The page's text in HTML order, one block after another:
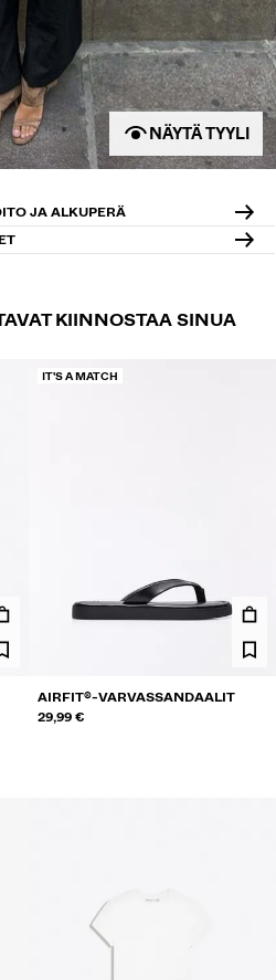
NÄYTÄ TYYLI
JA ALKUPERÄ
KIINNOSTAA SINUA
IT'S A MATCH
AIRFIT®-VARVASSANDAALIT
29,99 €